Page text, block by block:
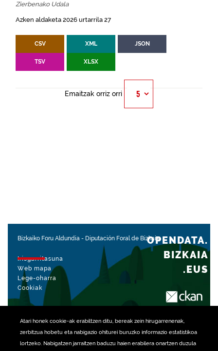
Atari honek cookie-ak erabiltzen ditu, bereak zein hirugarrenenak,
zerbitzua hobetu eta nabigazio ohiturei buruzko informazio estatistikoa
lortzeko. Nabigatzen jarraitzen baduzu haien erabilera onartzen duzula
Zierbenako Udala
Azken aldaketa 2026 urtarrila 27
CSV XML JSON
TSV XLSX
Emaitzak orriz orri
Bizkaiko Foru Aldundia - Diputación Foral de Bizkaia
Irisgarritasuna
Web mapa
Lege-oharra
Cookiak
OPENDATA.
BIZKAIA
.EUS